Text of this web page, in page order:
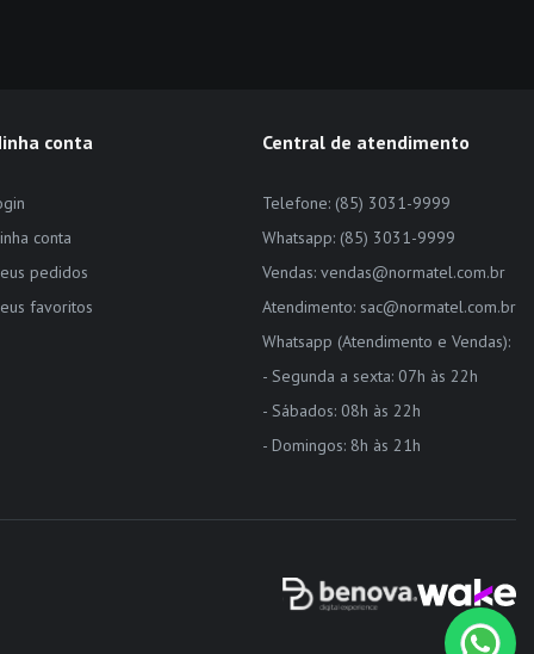
conta
conta
pedidos
favoritos
Central de atendimento
Telefone: (85) 3031-9999
Whatsapp: (85) 3031-9999
Vendas: vendas@normatel.com.br
Atendimento: sac@normatel.com.br
Whatsapp (Atendimento e Vendas):
- Segunda a sexta: 07h às 22h
- Sábados: 08h às 22h
- Domingos: 8h às 21h